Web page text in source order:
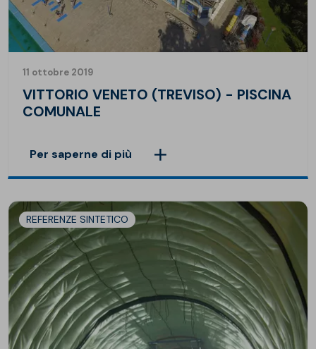
11 ottobre 2019
VITTORIO VENETO (TREVISO) - PISCINA
COMUNALE
Per saperne di più
REFERENZE SINTETICO